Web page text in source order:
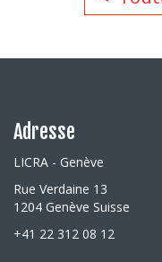
Adresse
LICRA - Genève
Rue Verdaine 13
1204 Genève Suisse
+41 22 312 08 12